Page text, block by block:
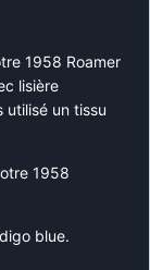
1958 Roamer
lisière
utilisé un tissu
1958
blue.